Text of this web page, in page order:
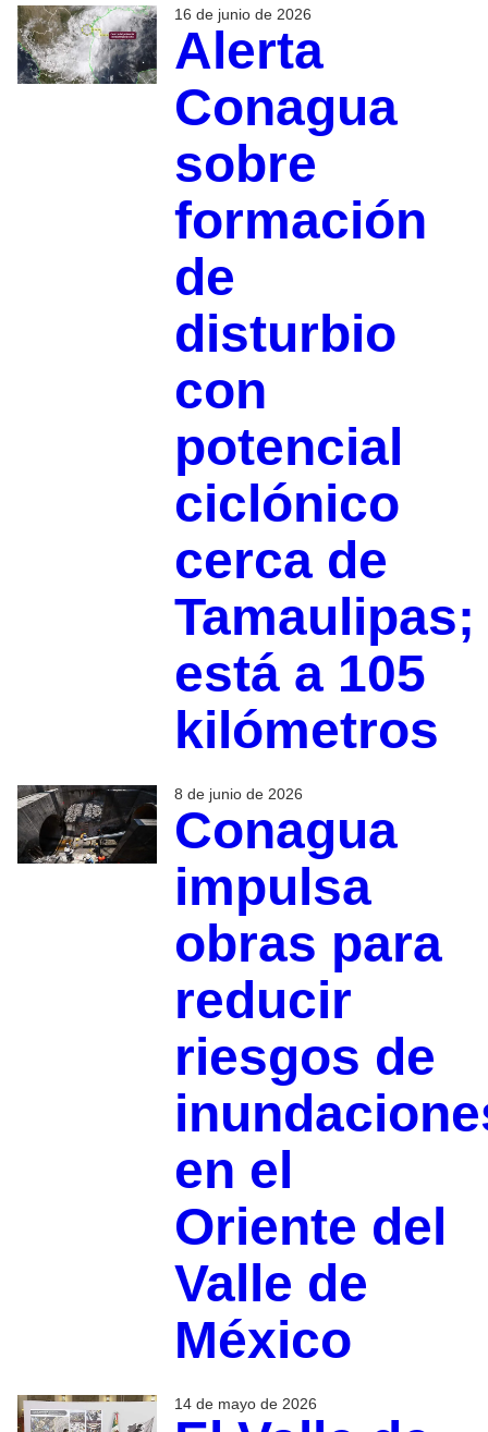
16 de junio de 2026
Alerta
Conagua
sobre
formación
de
disturbio
con
potencial
ciclónico
cerca de
Tamaulipas;
está a 105
kilómetros
8 de junio de 2026
Conagua
impulsa
obras para
reducir
riesgos de
en el
Oriente del
Valle de
México
14 de mayo de 2026